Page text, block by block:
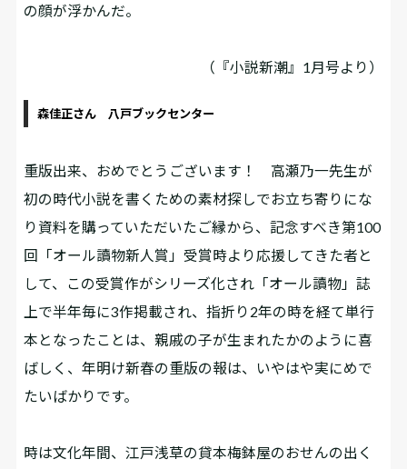
の顔が浮かんだ。
（『小説新潮』1月号より）
森佳正さん 八戸ブックセンター
重版出来、おめでとうございます！ 高瀬乃一先生が
初の時代小説を書くための素材探しでお立ち寄りにな
り資料を購っていただいたご縁から、記念すべき第100
回「オール讀物新人賞」受賞時より応援してきた者と
して、この受賞作がシリーズ化され「オール讀物」誌
上で半年毎に3作掲載され、指折り2年の時を経て単行
本となったことは、親戚の子が生まれたかのように喜
ばしく、年明け新春の重版の報は、いやはや実にめで
たいばかりです。
時は文化年間、江戸浅草の貸本梅鉢屋のおせんの出く